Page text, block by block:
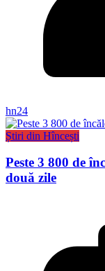
hn24
Știri din Hîncești
Peste 3 800 de
două zile